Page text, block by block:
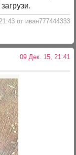
от иван777444333
09 Дек. 15, 21:41